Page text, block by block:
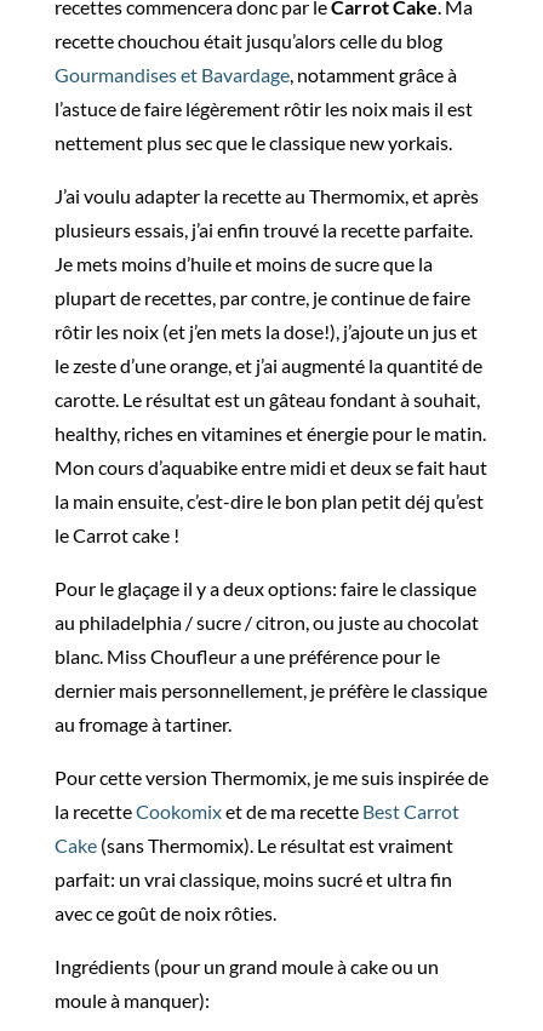
recettes commencera donc par leCarrot Cake. Ma
recette chouchou était jusqu’alors celle du blog
Gourmandises et Bavardage, notamment grâce à
l’astuce de faire légèrement rôtir les noix mais il est
nettement plus sec que le classique new yorkais.
J’ai voulu adapter la recette au Thermomix, et après
plusieurs essais, j’ai enfin trouvé la recette parfaite.
Je mets moins d’huile et moins de sucre que la
plupart de recettes, par contre, je continue de faire
rôtir les noix (et j’en mets la dose!), j’ajoute un jus et
le zeste d’une orange, et j’ai augmenté la quantité de
carotte. Le résultat est un gâteau fondant à souhait,
healthy, riches en vitamines et énergie pour le matin.
Mon cours d’aquabike entre midi et deux se fait haut
la main ensuite, c’est-dire le bon plan petit déj qu’est
le Carrot cake !
Pour le glaçage il y a deux options: faire le classique
au philadelphia / sucre / citron, ou juste au chocolat
blanc. Miss Choufleur a une préférence pour le
dernier mais personnellement, je préfère le classique
au fromage à tartiner.
Pour cette version Thermomix, je me suis inspirée de
la recetteCookomixet de ma recette Best Carrot
Cake(sans Thermomix). Le résultat est vraiment
parfait: un vrai classique, moins sucré et ultra fin
avec ce goût de noix rôties.
Ingrédients (pour un grand moule à cake ou un
moule à manquer):